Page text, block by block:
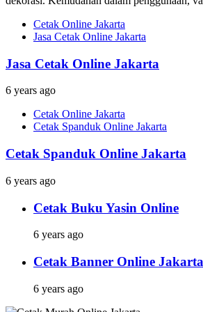
Cetak Online Jakarta
Jasa Cetak Online Jakarta
Jasa Cetak Online Jakarta
6 years ago
Cetak Online Jakarta
Cetak Spanduk Online Jakarta
Cetak Spanduk Online Jakarta
6 years ago
Cetak Buku Yasin Online
6 years ago
Cetak Banner Online Jakarta
6 years ago